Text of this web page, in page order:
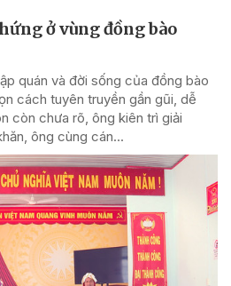
ở vùng đồng bào
quán và đời sống của đồng bào
cách tuyên truyền gần gũi, dễ
còn chưa rõ, ông kiên trì giải
ông cùng cán...